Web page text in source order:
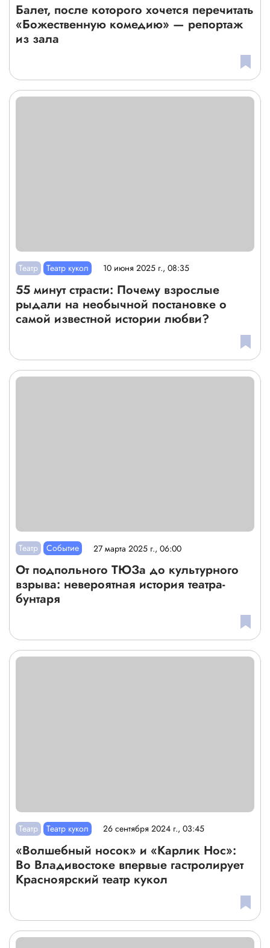
Балет, после которого хочется перечитать
«Божественную комедию» — репортаж
из зала
Театр Театр кукол 10 июня 2025 г., 08:35
55 минут страсти: Почему взрослые
рыдали на необычной постановке о
самой известной истории любви?
Театр Событие 27 марта 2025 г., 06:00
От подпольного ТЮЗа до культурного
взрыва: невероятная история театра-
бунтаря
Театр Театр кукол 26 сентября 2024 г., 03:45
«Волшебный носок» и «Карлик Нос»:
Во Владивостоке впервые гастролирует
Красноярский театр кукол